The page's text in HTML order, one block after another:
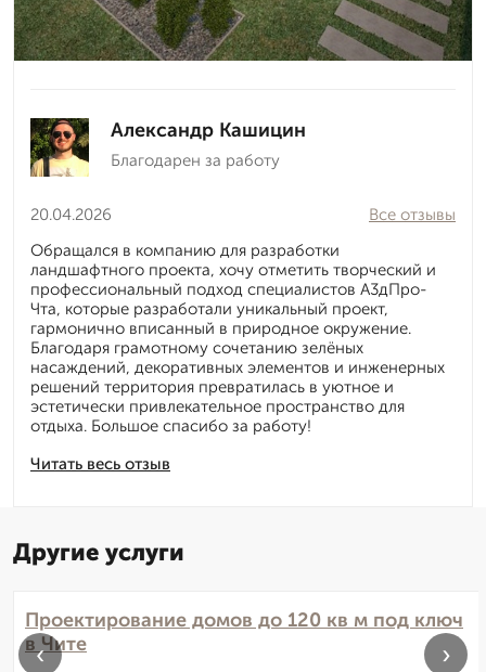
Александр Кашицин
Благодарен за работу
20.04.2026
Читать весь отзыв
Все отзывы
Обращался в компанию для разработки
ландшафтного проекта, хочу отметить творческий и
профессиональный подход специалистов А3дПро-
Чта, которые разработали уникальный проект,
гармонично вписанный в природное окружение.
Благодаря грамотному сочетанию зелёных
насаждений, декоративных элементов и инженерных
решений территория превратилась в уютное и
эстетически привлекательное пространство для
отдыха. Большое спасибо за работу!
Другие услуги
Проектирование домов до 120 кв м под ключ
в Чите
‹ ›